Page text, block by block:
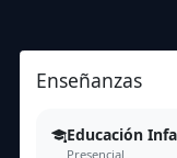
Enseñanzas
Educación
Presencial